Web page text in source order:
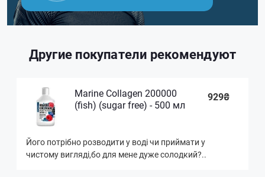
Другие покупатели рекомендуют
Marine Collagen 200000
(fish) (sugar free) - 500 мл
929₴
Його потрібно розводити у воді чи приймати у
чистому вигляді,бо для мене дуже солодкий?..